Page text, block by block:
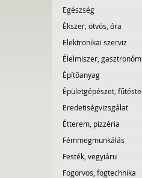
Egészség
Ékszer, ötvös, óra
Elektronikai szerviz
Élelmiszer,
Építőanyag
Épületgépészet,
Eredetiségvizsgálat
Étterem, pizzéria
Fémmegmunkálás
Festék, vegyiáru
Fogorvos, fogtechnika